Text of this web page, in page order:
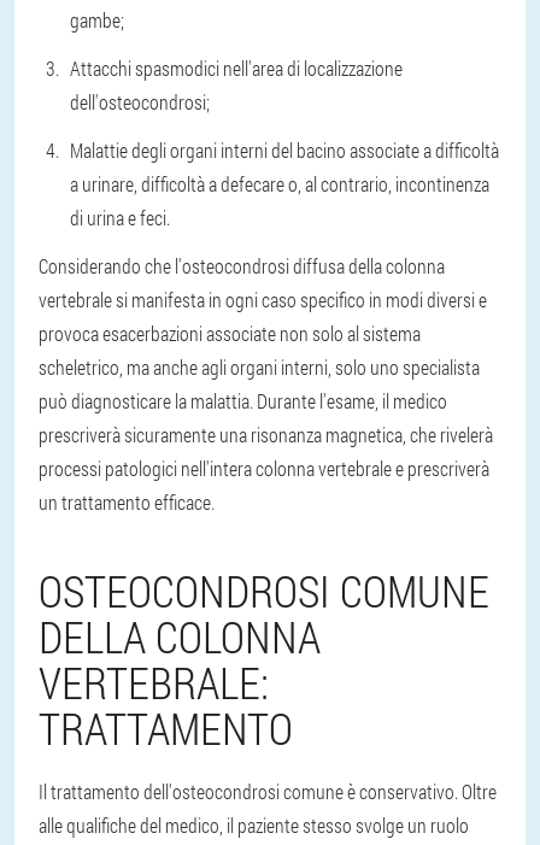
gambe;
Attacchi spasmodici nell'area di localizzazione
dell'osteocondrosi;
Malattie degli organi interni del bacino associate a difficoltà
a urinare, difficoltà a defecare o, al contrario, incontinenza
di urina e feci.
Considerando che l'osteocondrosi diffusa della colonna
vertebrale si manifesta in ogni caso specifico in modi diversi e
provoca esacerbazioni associate non solo al sistema
scheletrico, ma anche agli organi interni, solo uno specialista
può diagnosticare la malattia. Durante l'esame, il medico
prescriverà sicuramente una risonanza magnetica, che rivelerà
processi patologici nell'intera colonna vertebrale e prescriverà
un trattamento efficace.
OSTEOCONDROSI COMUNE
DELLA COLONNA
VERTEBRALE:
TRATTAMENTO
Il trattamento dell'osteocondrosi comune è conservativo. Oltre
alle qualifiche del medico, il paziente stesso svolge un ruolo